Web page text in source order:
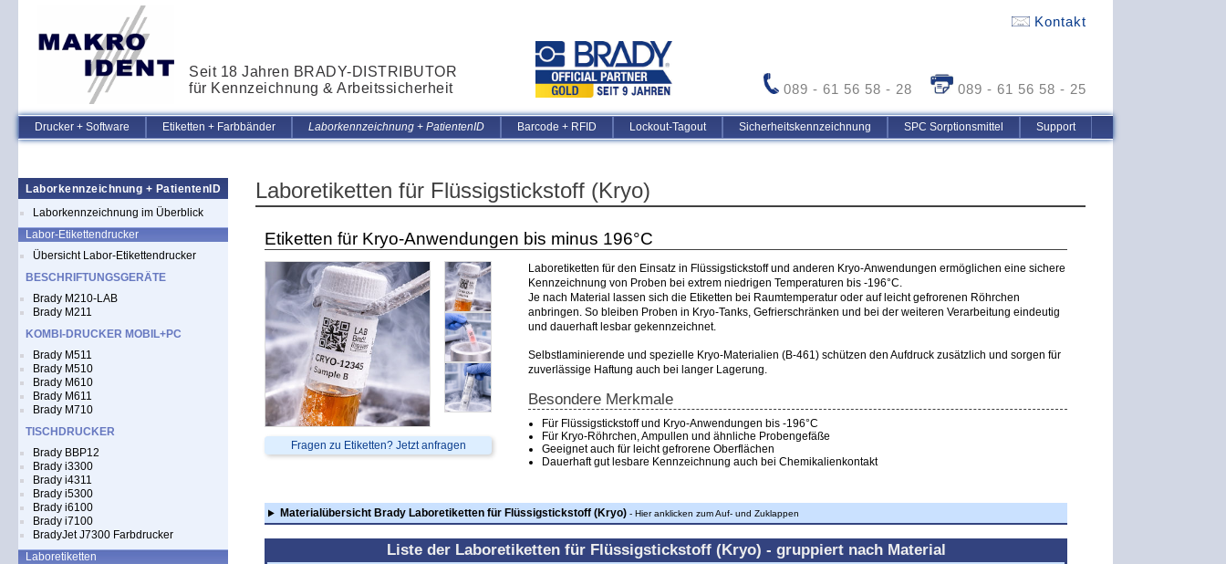
Seit 18 Jahren BRADY-DISTRIBUTOR
für Kennzeichnung & Arbeitssicherheit
Kontakt
089 - 61 56 58 - 28 089 - 61 56 58 - 25
Drucker + Software Etiketten + Farbbänder Laborkennzeichnung + PatientenID Barcode + RFID Lockout-Tagout Sicherheitskennzeichnung SPC Sorptionsmittel Support
Laborkennzeichnung + PatientenID
Laborkennzeichnung im Überblick
Labor-Etikettendrucker
Übersicht Labor-Etikettendrucker
BESCHRIFTUNGSGERÄTE
Brady M210-LAB
Brady M211
KOMBI-DRUCKER MOBIL+PC
Brady M511
Brady M510
Brady M610
Brady M611
Brady M710
TISCHDRUCKER
Brady BBP12
Brady i3300
Brady i4311
Brady i5300
Brady i6100
Brady i7100
BradyJet J7300 Farbdrucker
Laboretiketten
Laboretiketten für Flüssigstickstoff (Kryo)
Etiketten für Kryo-Anwendungen bis minus 196°C
Fragen zu Etiketten? Jetzt anfragen
Laboretiketten für den Einsatz in Flüssigstickstoff und anderen Kryo-Anwendungen ermöglichen eine sichere
Kennzeichnung von Proben bei extrem niedrigen Temperaturen bis -196°C.
Je nach Material lassen sich die Etiketten bei Raumtemperatur oder auf leicht gefrorenen Röhrchen
anbringen. So bleiben Proben in Kryo-Tanks, Gefrierschränken und bei der weiteren Verarbeitung eindeutig
und dauerhaft lesbar gekennzeichnet.
Selbstlaminierende und spezielle Kryo-Materialien (B-461) schützen den Aufdruck zusätzlich und sorgen für
zuverlässige Haftung auch bei langer Lagerung.
Besondere Merkmale
Für Flüssigstickstoff und Kryo-Anwendungen bis -196°C
Für Kryo-Röhrchen, Ampullen und ähnliche Probengefäße
Geeignet auch für leicht gefrorene Oberflächen
Dauerhaft gut lesbare Kennzeichnung auch bei Chemikalienkontakt
Materialübersicht Brady Laboretiketten für Flüssigstickstoff (Kryo) - Hier anklicken zum Auf- und Zuklappen
Liste der Laboretiketten für Flüssigstickstoff (Kryo) - gruppiert nach Material